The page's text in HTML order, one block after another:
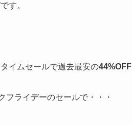
す。
イムセールで過去最安の44%OFF
フライデーのセールで・・・